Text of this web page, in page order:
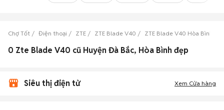
Chợ Tốt Điện thoại ZTE ZTE Blade V40 ZTE Blade V40 Hòa Bình
0 Zte Blade V40 cũ Huyện Đà Bắc, Hòa Bình đẹp
Siêu thị điện tử Xem Cửa hàng